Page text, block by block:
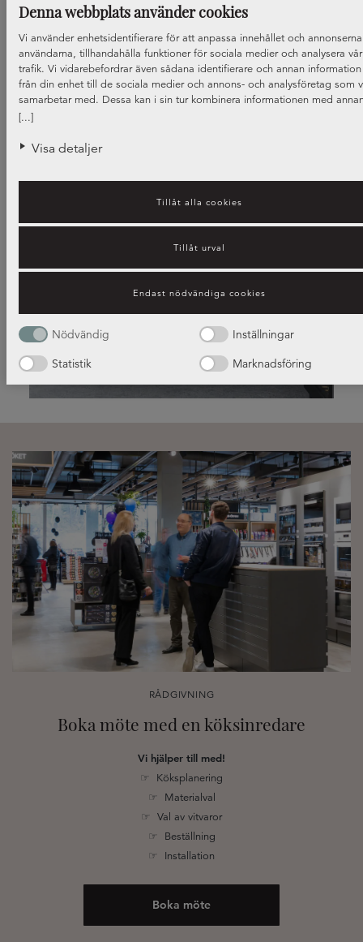
Denna webbplats använder cookies
[...]
Vi använder enhetsidentifierare för att anpassa innehållet och
användarna, tillhandahålla funktioner för sociala medier och analysera vår
trafik. Vi vidarebefordrar även sådana identifierare och annan information
från din enhet till de sociala medier och annons- och analysföretag som
samarbetar med. Dessa kan i sin tur kombinera informationen med
information som du har tillhandahållit eller som de har samlat in när du
Visa detaljer
Tillåt alla cookies
Tillåt urval
Endast nödvändiga cookies
Nödvändig
Inställningar
Statistik
Marknadsföring
Luckor i olika stilar och färger
Guide om köksluckor
RÅDGIVNING
Boka möte med en köksinredare
Vi hjälper till med!
☞ Köksplanering
☞ Materialval
☞ Val av vitvaror
☞ Beställning
☞ Installation
Boka möte